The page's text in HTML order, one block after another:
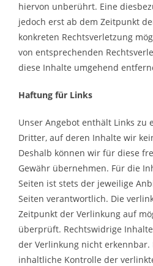
hiervon unberührt. Eine
jedoch erst ab dem Zeitpunkt
konkreten Rechtsverletzung
von entsprechenden
diese Inhalte umgehend
Haftung für Links
Unser Angebot enthält Links zu
Dritter, auf deren Inhalte wir
Deshalb können wir für diese
Gewähr übernehmen. Für die
Seiten ist stets der jeweilige
Seiten verantwortlich. Die
Zeitpunkt der Verlinkung auf
überprüft. Rechtswidrige
der Verlinkung nicht erkennbar.
inhaltliche Kontrolle der